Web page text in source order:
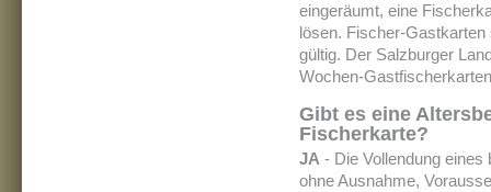
eingeräumt, eine
lösen. Fischer-
gültig. Der Salzburger
Wochen-
Gibt es eine
Fischerkarte?
JA - Die Vollendung
ohne Ausnahme,